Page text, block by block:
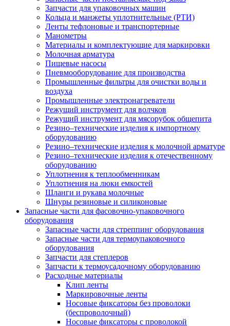
Запчасти для упаковочных машин
Кольца и манжеты уплотнительные (РТИ)
Ленты тефлоновые и транспортерные
Манометры
Материалы и комплектующие для маркировки
Молочная арматура
Пищевые насосы
Пневмооборудование для производства
Промышленные фильтры для очистки воды и
воздуха
Промышленные электронагреватели
Режущий инструмент для волчков
Режущий инструмент для мясорубок общепита
Резино–технические изделия к импортному
оборудованию
Резино–технические изделия к молочной арматуре
Резино–технические изделия к отечественному
оборудованию
Уплотнения к теплообменникам
Уплотнения на люки емкостей
Шланги и рукава молочные
Шнуры резиновые и силиконовые
Запасные части для фасовочно-упаковочного
оборудования
Запасные части для стреппинг оборудования
Запасные части для термоупаковочного
оборудования
Запчасти для степлеров
Запчасти к термоусадочному оборудованию
Расходные материалы
Клип ленты
Маркировочные ленты
Носовые фиксаторы без проволоки
(беспроволочный)
Носовые фиксаторы с проволокой